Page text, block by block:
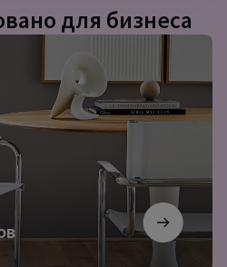
для бизнеса